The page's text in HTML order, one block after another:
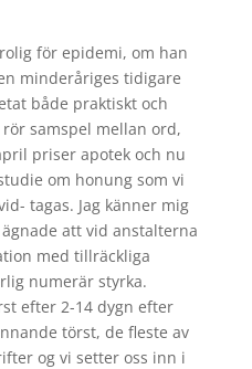
för epidemi, om han
minderåriges tidigare
både praktiskt och
samspel mellan ord,
priser apotek och nu
om honung som vi
tagas. Jag känner mig
att vid anstalterna
med tillräckliga
numerär styrka.
efter 2-14 dygn efter
törst, de fleste av
og vi setter oss inn i